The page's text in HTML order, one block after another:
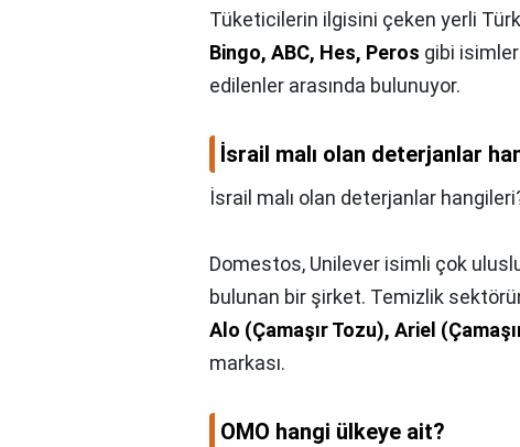
Tüketicilerin ilgisini çeken yerli
Bingo, ABC, Hes, Peros gibi
edilenler arasında bulunuyor.
İsrail malı olan deterjanlar
İsrail malı olan deterjanlar
Domestos, Unilever isimli çok
bulunan bir şirket. Temizlik
Alo (Çamaşır Tozu), Ariel
markası.
OMO hangi ülkeye ait?